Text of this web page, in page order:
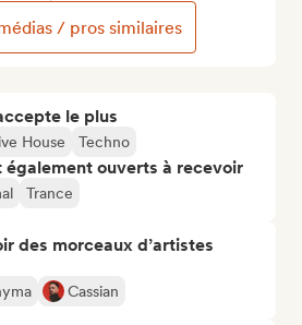
le plus
House Techno
également ouverts à recevoir
Trance
des morceaux d’artistes
Cassian
/ pros similaires